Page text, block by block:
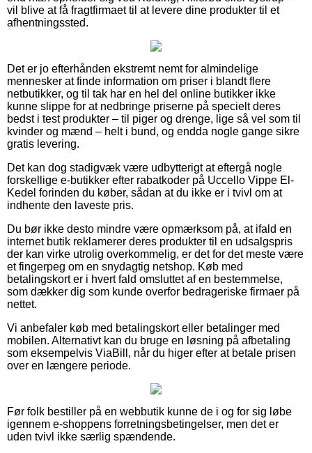
vil blive at få fragtfirmaet til at levere dine produkter til et
afhentningssted.
Det er jo efterhånden ekstremt nemt for almindelige
mennesker at finde information om priser i blandt flere
netbutikker, og til tak har en hel del online butikker ikke
kunne slippe for at nedbringe priserne på specielt deres
bedst i test produkter – til piger og drenge, lige så vel som til
kvinder og mænd – helt i bund, og endda nogle gange sikre
gratis levering.
Det kan dog stadigvæk være udbytterigt at eftergå nogle
forskellige e-butikker efter rabatkoder på Uccello Vippe El-
Kedel forinden du køber, sådan at du ikke er i tvivl om at
indhente den laveste pris.
Du bør ikke desto mindre være opmærksom på, at ifald en
internet butik reklamerer deres produkter til en udsalgspris
der kan virke utrolig overkommelig, er det for det meste være
et fingerpeg om en snydagtig netshop. Køb med
betalingskort er i hvert fald omsluttet af en bestemmelse,
som dækker dig som kunde overfor bedrageriske firmaer på
nettet.
Vi anbefaler køb med betalingskort eller betalinger med
mobilen. Alternativt kan du bruge en løsning på afbetaling
som eksempelvis ViaBill, når du higer efter at betale prisen
over en længere periode.
Før folk bestiller på en webbutik kunne de i og for sig løbe
igennem e-shoppens forretningsbetingelser, men det er
uden tvivl ikke særlig spændende.